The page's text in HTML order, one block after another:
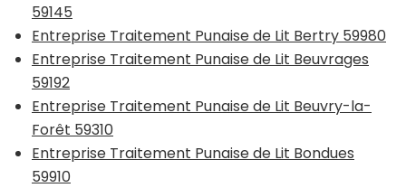
59145
Entreprise Traitement Punaise de Lit Bertry 59980
Entreprise Traitement Punaise de Lit Beuvrages
59192
Entreprise Traitement Punaise de Lit Beuvry-la-
Forêt 59310
Entreprise Traitement Punaise de Lit Bondues
59910